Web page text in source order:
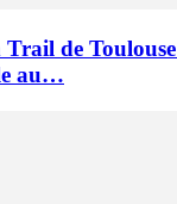
de
au…